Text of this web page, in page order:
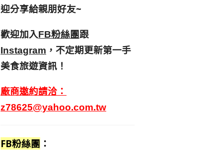
迎分享給親朋好友~
歡迎加入FB粉絲團跟
Instagram ，不定期更新第一手
美食旅遊資訊！
廠商邀約請洽：
z78625@yahoo.com.tw
FB粉絲團 ：